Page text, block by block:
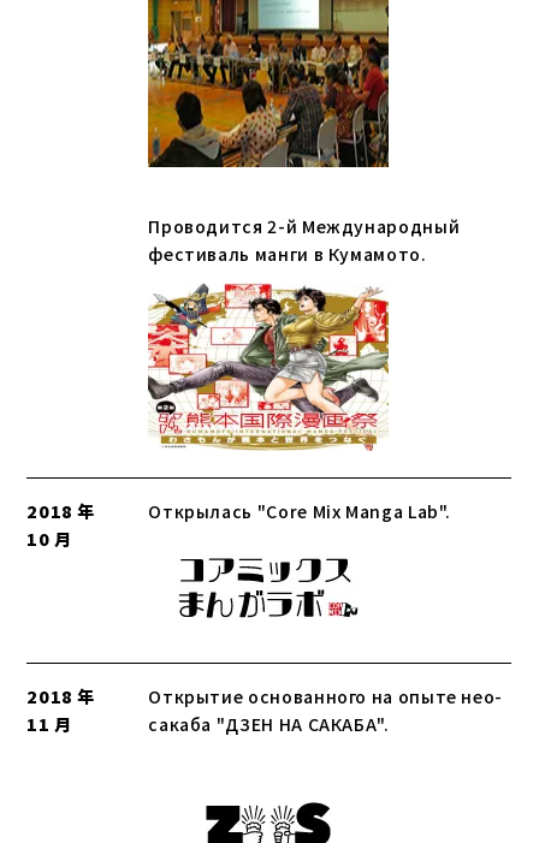
Проводится 2-й Международный
фестиваль манги в Кумамото.
2018 年
10 月
Открылась "Core Mix Manga Lab".
2018 年
11 月
Открытие основанного на опыте нео-
сакаба "ДЗЕН НА САКАБА".